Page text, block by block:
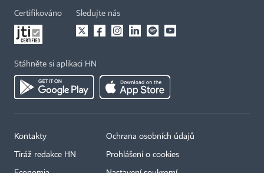
Certifikováno Sledujte nás
Stáhněte si aplikaci HN
Kontakty
Tiráž redakce HN
Ochrana osobních údajů
Prohlášení o cookies